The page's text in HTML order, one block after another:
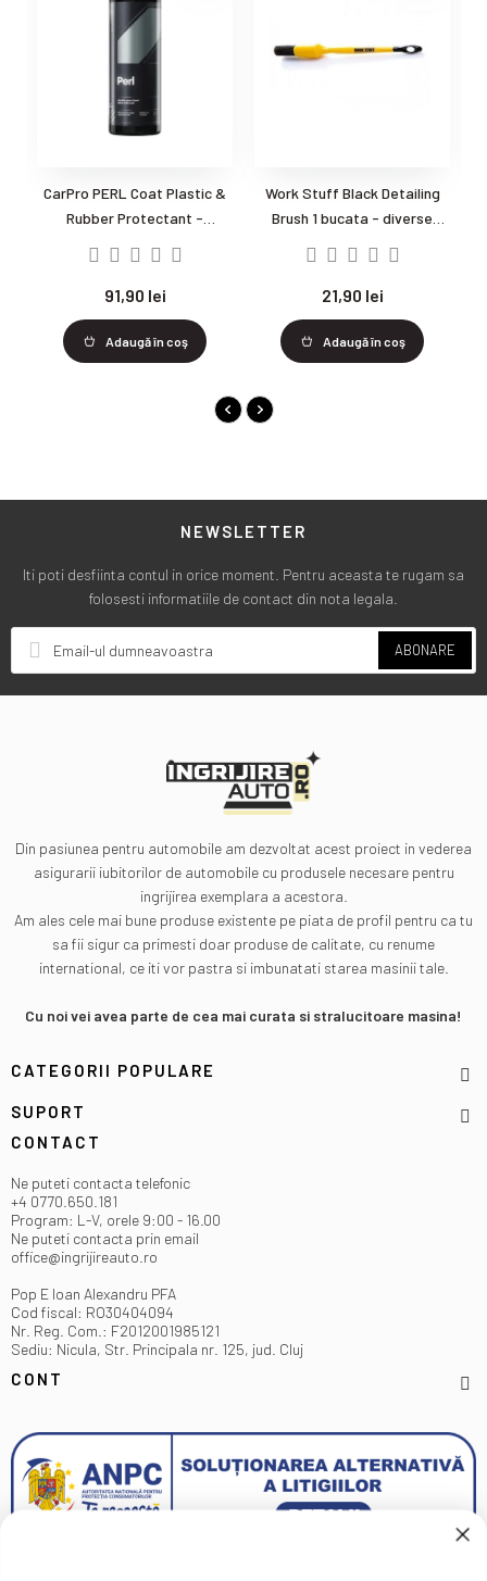
CarPro PERL Coat Plastic &
Rubber Protectant -
91,90 lei
Adaugă în coş
Work Stuff Black Detailing
Brush 1 bucata - diverse
detailing - 1 buc.
21,90 lei
Adaugă în coş
NEWSLETTER
Iti poti desfiinta contul in orice moment. Pentru aceasta te rugam sa
folosesti informatiile de contact din nota legala.
ABONARE
Din pasiunea pentru automobile am dezvoltat acest proiect in vederea
asigurarii iubitorilor de automobile cu produsele necesare pentru
ingrijirea exemplara a acestora.
Am ales cele mai bune produse existente pe piata de profil pentru ca tu
sa fii sigur ca primesti doar produse de calitate, cu renume
international, ce iti vor pastra si imbunatati starea masinii tale.
Cu noi vei avea parte de cea mai curata si stralucitoare masina!
CATEGORII POPULARE
SUPORT
CONTACT
Ne puteti contacta telefonic
+4 0770.650.181
Program: L-V, orele 9:00 - 16.00
Ne puteti contacta prin email
office@ingrijireauto.ro
Pop E Ioan Alexandru PFA
Cod fiscal: RO30404094
Nr. Reg. Com.: F2012001985121
Sediu: Nicula, Str. Principala nr. 125, jud. Cluj
CONT